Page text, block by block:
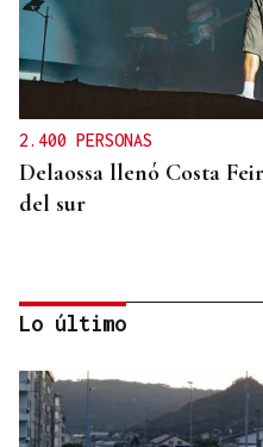
2.400 PERSONAS
Delaossa llenó Costa
del sur
Lo último